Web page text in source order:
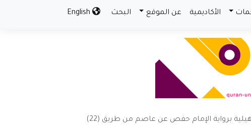
الأكاديمية عن الموقع البحث
برواية الإمام حفص عن عاصم من طريق (22)